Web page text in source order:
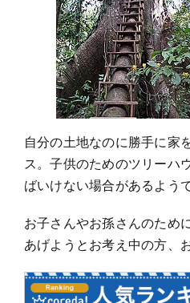
自分の土地なのに勝手に家
ス。子供のためのツリーハ
ばいけない場合があるようで
お子さんやお孫さんのため
あげようとお考え中の方、